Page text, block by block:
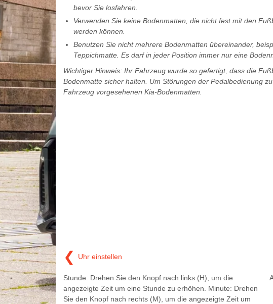
bevor Sie losfahren.
Verwenden Sie keine Bodenmatten, die nicht fest mit den
werden können.
Benutzen Sie nicht mehrere Bodenmatten übereinander,
Teppichmatte. Es darf in jeder Position immer nur eine
Wichtiger Hinweis: Ihr Fahrzeug wurde so gefertigt, dass die
Bodenmatte sicher halten. Um Störungen der Pedalbedienung
Fahrzeug vorgesehenen Kia-Bodenmatten.
❮ Uhr einstellen
Stunde: Drehen Sie den Knopf nach links (H), um die
angezeigte Zeit um eine Stunde zu erhöhen. Minute: Drehen
Sie den Knopf nach rechts (M), um die angezeigte Zeit um